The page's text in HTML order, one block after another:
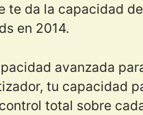
te da la capacidad
en 2014.
avanzada
tu capacidad
total sobre